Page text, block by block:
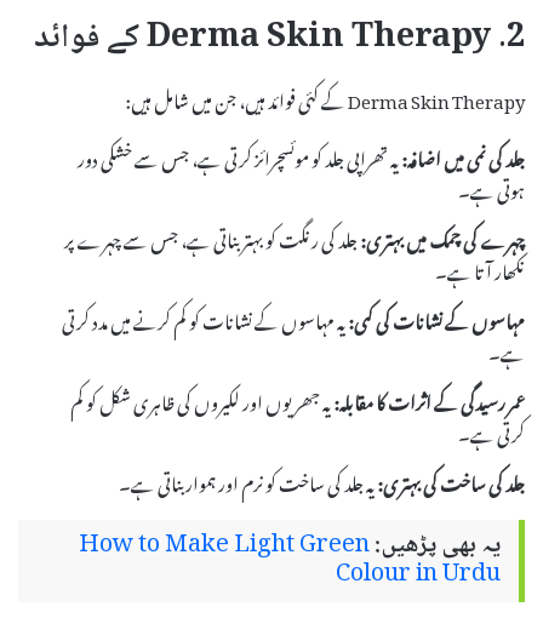
2. Derma Skin Therapy کے فوائد
Derma Skin Therapy کے کئی فوائد ہیں، جن میں شامل ہیں:
جلد کی نمی میں اضافہ:یہ تھراپی جلد کو موئسچرائز کرتی ہے، جس سے خشکی دور
ہوتی ہے۔
چہرے کی چمک میں بہتری:جلد کی رنگت کو بہتر بناتی ہے، جس سے چہرے پر
نکھار آتا ہے۔
مہاسوں کے نشانات کی کمی:یہ مہاسوں کے نشانات کو کم کرنے میں مدد کرتی
ہے۔
عمر رسیدگی کے اثرات کا مقابلہ:یہ جھریوں اور لکیروں کی ظاہری شکل کو کم
کرتی ہے۔
جلد کی ساخت کی بہتری:یہ جلد کی ساخت کو نرم اور ہموار بناتی ہے۔
یہ بھی پڑھیں:How to Make Light Green
Colour in Urdu